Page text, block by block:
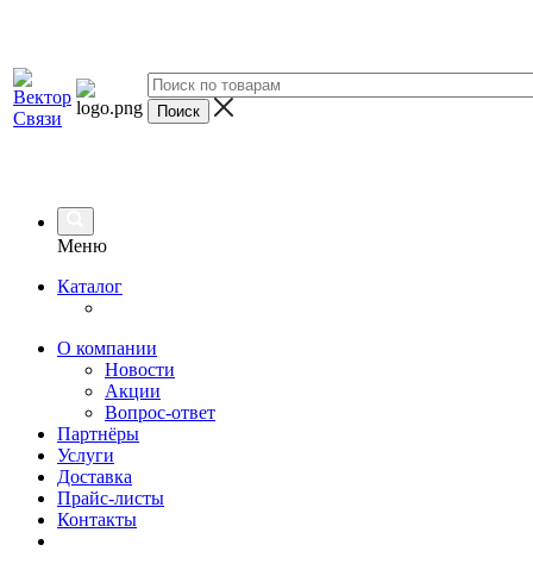
Меню
Каталог
О компании
Новости
Акции
Вопрос-ответ
Партнёры
Услуги
Доставка
Прайс-листы
Контакты